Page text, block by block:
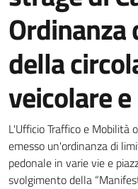
della
veicolare
Dettagli
L'Ufficio Traffico e Mobilità
emesso un'ordinanza di
pedonale in varie vie e
svolgimento della